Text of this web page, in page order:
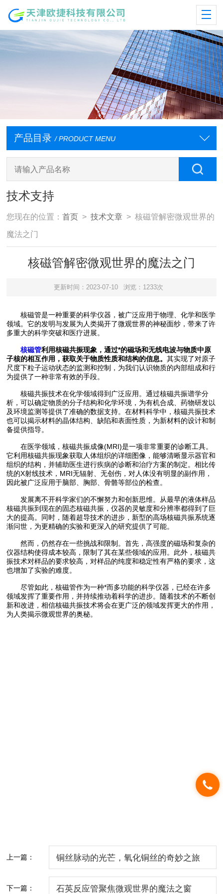
产品目录 / PRODUCT MENU
技术支持
您现在的位置：首页 >技术文章 > 核磁管解密微观世界的
魔法之门
核磁管解密微观世界的魔法之门
更新时间：2023-07-10 浏览：1233次
核磁管是一种重要的科学仪器，被广泛应用于物理、化学和医学
领域。它的发明与发展为人类揭开了微观世界的神秘面纱，带来了许
多重大的科学突破和医疗进展。
核磁管利用核磁共振现象，通过*的磁场和无线电波与物质中原
子核的相互作用，获取关于物质性质和结构的信息。其实现了对原子
尺度下粒子运动状态的监测和控制，为我们认识物质的内部组成和行
为提供了一种非常有效的手段。
核磁共振技术在化学领域得到广泛应用。通过核磁共振谱学分
析，可以确定物质的分子结构和化学环境，为有机合成、药物研发以
及环境监测等提供了准确的数据支持。在材料科学中，核磁共振技术
也可以揭示材料的晶体结构、缺陷和表面性质，为新材料的设计和制
备提供指导。
在医学领域，核磁共振成像(MRI)是一项非常重要的诊断工具。
它利用核磁共振现象获取人体组织的详细图像，能够清晰显示器官和
组织的结构，并辅助医生进行疾病的诊断和治疗方案的制定。相比传
统的X射线技术，MRI无辐射、无创伤，对人体没有明显的副作用，
因此被广泛应用于脑部、胸部、骨骼等部位的检查。
发展离不开科学家们的不懈努力和创新思维。从最早的液体样品
核磁共振到现在的固态核磁共振，仪器的灵敏度和分辨率都得到了巨
大的提高。同时，随着超导技术的进步，新型的高场核磁共振系统逐
渐问世，为更精确的实验和更深入的研究提供了可能。
然而，仍然存在一些挑战和限制。首先，高强度的磁场和复杂的
仪器结构使得成本较高，限制了其在某些领域的应用。此外，核磁共
振技术对样品的要求较高，对样品的纯度和稳定性有严格的要求，这
也增加了实验的难度。
尽管如此，核磁管作为一种*而多功能的科学仪器，已经在许多
领域发挥了重要作用，并持续推动着科学的进步。随着技术的不断创
新和改进，相信核磁共振技术将会在更广泛的领域发挥更大的作用，
为人类揭示微观世界的奥秘。
上一篇： 铜丝脉动的光芒，氧化铜丝的奇妙之旅
下一篇： 石英反应管聚焦微观世界的魔法之窗